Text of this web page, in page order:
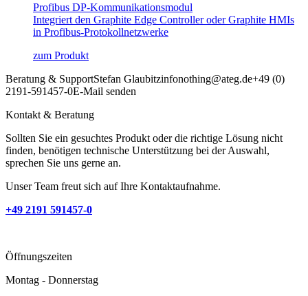
Profibus DP-Kommunikationsmodul
Integriert den Graphite Edge Controller oder Graphite HMIs
in Profibus-Protokollnetzwerke
zum Produkt
Beratung & SupportStefan Glaubitzinfonothing@ateg.de+49 (0)
2191-591457-0E-Mail senden
Kontakt & Beratung
Sollten Sie ein gesuchtes Produkt oder die richtige Lösung nicht
finden, benötigen technische Unterstützung bei der Auswahl,
sprechen Sie uns gerne an.
Unser Team freut sich auf Ihre Kontaktaufnahme.
+49 2191 591457-0
Öffnungszeiten
Montag - Donnerstag